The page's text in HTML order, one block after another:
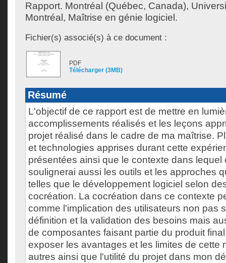
Rapport. Montréal (Québec, Canada),
Montréal, Maîtrise en génie logiciel.
Fichier(s) associé(s) à ce document :
PDF
Télécharger (3MB)
Résumé
L'objectif de ce rapport est de mettre en
accomplissements réalisés et les leçons
projet réalisé dans le cadre de ma maîtrise.
et technologies apprises durant cette
présentées ainsi que le contexte dans lequel
soulignerai aussi les outils et les approches
telles que le développement logiciel selon
cocréation. La cocréation dans ce contexte
comme l'implication des utilisateurs non pas
définition et la validation des besoins mais
de composantes faisant partie du produit
exposer les avantages et les limites de cette
autres ainsi que l'utilité du projet dans mon